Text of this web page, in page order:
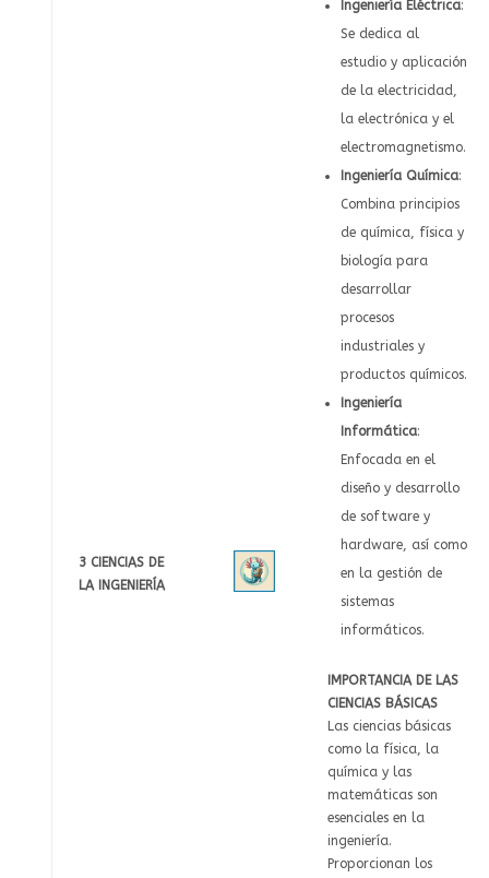
3 CIENCIAS DE
LA INGENIERÍA
Ingeniería Eléctrica:
Se dedica al
estudio y aplicación
de la electricidad,
la electrónica y el
electromagnetismo.
Ingeniería Química:
Combina principios
de química, física y
biología para
desarrollar
procesos
industriales y
productos químicos.
Ingeniería
Informática:
Enfocada en el
diseño y desarrollo
de software y
hardware, así como
en la gestión de
sistemas
informáticos.
IMPORTANCIA DE LAS
CIENCIAS BÁSICAS
Las ciencias básicas
como la física, la
química y las
matemáticas son
esenciales en la
ingeniería.
Proporcionan los